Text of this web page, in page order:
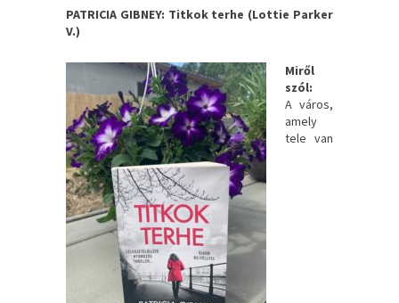
PATRICIA GIBNEY: Titkok terhe (Lottie Parker
V.)
Miről
szól:
A ​város,
amely
tele van